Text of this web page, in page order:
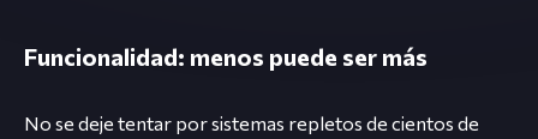
Funcionalidad: menos puede ser más
No se deje tentar por sistemas repletos de cientos de